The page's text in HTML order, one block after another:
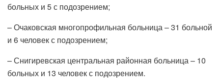
больных и 5 с подозрением;
– Очаковская многопрофильная больница – 31 больной
и 6 человек с подозрением;
– Снигиревская центральная районная больница – 10
больных и 13 человек с подозрением.